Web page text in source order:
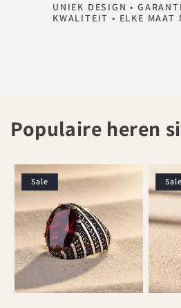
UNIEK DESIGN •
KWALITEIT • ELKE MAAT
Populaire heren
Sale Sale